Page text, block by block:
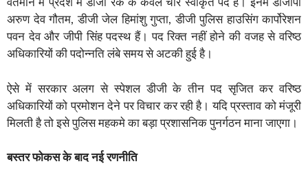
वर्तमान में प्रदेश में डीजी रैंक के केवल चार स्वीकृत पद हैं। इनमें डीजीपी
अरुण देव गौतम, डीजी जेल हिमांशु गुप्ता, डीजी पुलिस हाउसिंग कार्पोरेशन
पवन देव और जीपी सिंह पदस्थ हैं। पद रिक्त नहीं होने की वजह से वरिष्ठ
अधिकारियों की पदोन्नति लंबे समय से अटकी हुई है।
ऐसे में सरकार अलग से स्पेशल डीजी के तीन पद सृजित कर वरिष्ठ
अधिकारियों को प्रमोशन देने पर विचार कर रही है। यदि प्रस्ताव को मंजूरी
मिलती है तो इसे पुलिस महकमे का बड़ा प्रशासनिक पुनर्गठन माना जाएगा।
बस्तर फोकस के बाद नई रणनीति